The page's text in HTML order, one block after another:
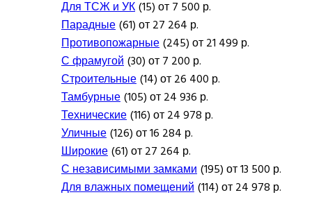
Для ТСЖ и УК(15) от 7 500 р.
Парадные(61) от 27 264 р.
Противопожарные(245) от 21 499 р.
С фрамугой(30) от 7 200 р.
Строительные(14) от 26 400 р.
Тамбурные(105) от 24 936 р.
Технические(116) от 24 978 р.
Уличные(126) от 16 284 р.
Широкие(61) от 27 264 р.
С независимыми замками(195) от 13 500 р.
Для влажных помещений(114) от 24 978 р.